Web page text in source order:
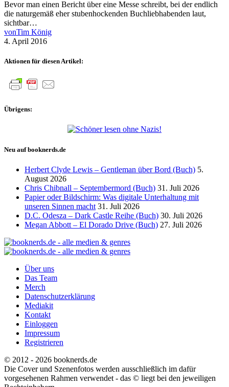
Bevor man einen Bericht über eine Messe schreibt, bei der endlich
die naturgemäß eher stubenhockenden Buchliebhabenden laut,
sichtbar…
vonTim König
4. April 2016
Aktionen für diesen Artikel:
Übrigens:
Neu auf booknerds.de
Herbert Clyde Lewis – Gentleman über Bord (Buch) 5.
August 2026
Chris Chibnall – Septembermord (Buch) 31. Juli 2026
Papier oder Bildschirm: Was digitale Unterhaltung mit
unseren Sinnen macht 31. Juli 2026
D.C. Odesza – Dark Castle Reihe (Buch) 30. Juli 2026
Megan Abbott – El Dorado Drive (Buch) 27. Juli 2026
Über uns
Das Team
Merch
Datenschutzerklärung
Mediakit
Kontakt
Einloggen
Impressum
Registrieren
© 2012 - 2026 booknerds.de
Die Cover und Szenenfotos werden ausschließlich im dafür
vorgesehenen Rahmen verwendet - das © liegt bei den jeweiligen